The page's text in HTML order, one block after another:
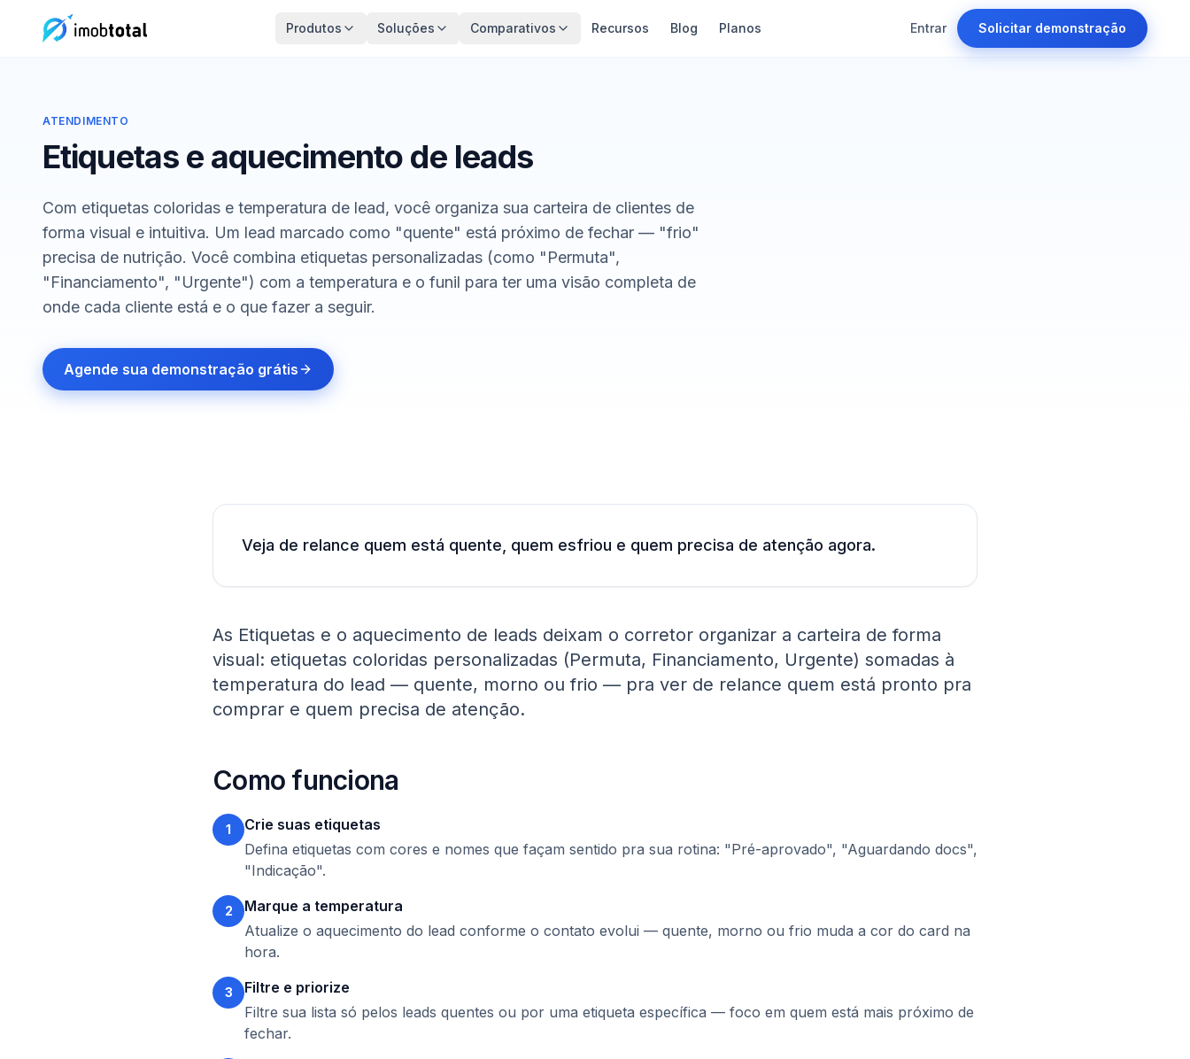
Produtos Soluções Comparativos Recursos Blog Planos Entrar Solicitar demonstração
ATENDIMENTO
Etiquetas e aquecimento de leads
Com etiquetas coloridas e temperatura de lead, você organiza sua carteira de clientes de
forma visual e intuitiva. Um lead marcado como "quente" está próximo de fechar — "frio"
precisa de nutrição. Você combina etiquetas personalizadas (como "Permuta",
"Financiamento", "Urgente") com a temperatura e o funil para ter uma visão completa de
onde cada cliente está e o que fazer a seguir.
Agende sua demonstração grátis
Veja de relance quem está quente, quem esfriou e quem precisa de atenção agora.
As Etiquetas e o aquecimento de leads deixam o corretor organizar a carteira de forma
visual: etiquetas coloridas personalizadas (Permuta, Financiamento, Urgente) somadas à
temperatura do lead — quente, morno ou frio — pra ver de relance quem está pronto pra
comprar e quem precisa de atenção.
Como funciona
1
Crie suas etiquetas
Defina etiquetas com cores e nomes que façam sentido pra sua rotina: "Pré-aprovado", "Aguardando docs",
"Indicação".
2
Marque a temperatura
Atualize o aquecimento do lead conforme o contato evolui — quente, morno ou frio muda a cor do card na
hora.
3
Filtre e priorize
Filtre sua lista só pelos leads quentes ou por uma etiqueta específica — foco em quem está mais próximo de
fechar.